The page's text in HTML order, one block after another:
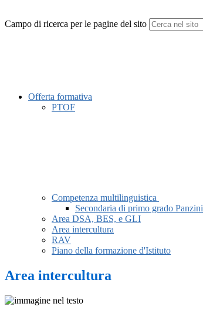
Campo di ricerca per le pagine del sito
Offerta formativa
PTOF
Competenza multilinguistica
Secondaria di primo grado Panzini
Area DSA, BES, e GLI
Area intercultura
RAV
Piano della formazione d'Istituto
Area intercultura